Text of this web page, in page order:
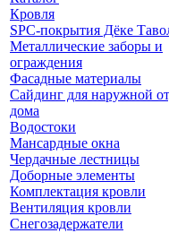
Кровля
SPC-покрытия Дёке
Металлические заборы и
ограждения
Фасадные материалы
Сайдинг для наружной
дома
Водостоки
Мансардные окна
Чердачные лестницы
Доборные элементы
Комплектация кровли
Вентиляция кровли
Снегозадержатели